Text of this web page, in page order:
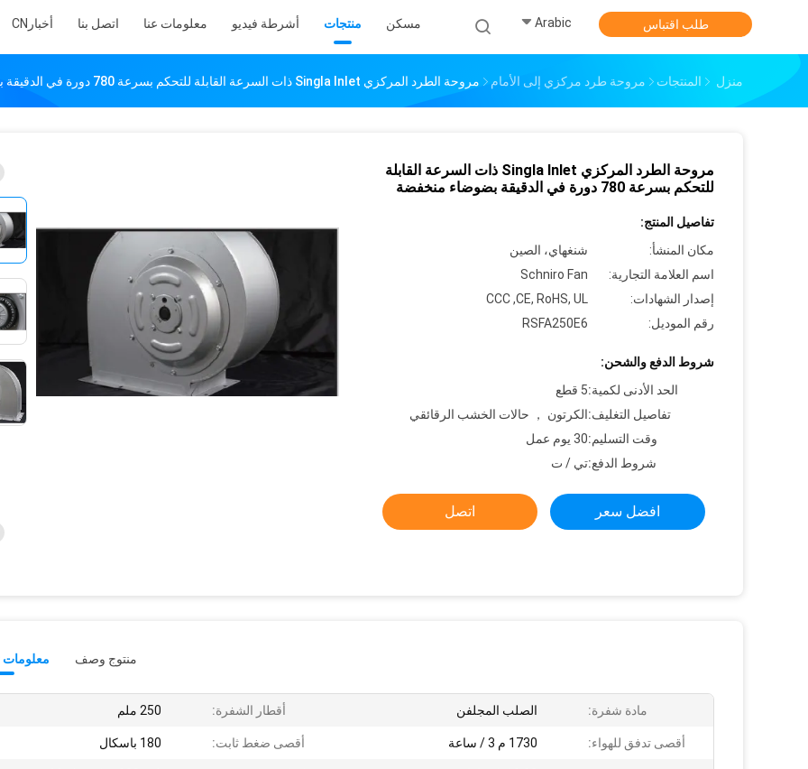
مسكن منتجات أشرطة فيديو معلومات عنا اتصل بنا أخبار CN Arabic طلب اقتباس
منزل المنتجات مروحة طرد مركزي إلى الأمام مروحة الطرد المركزي Singla Inlet ذات السرعة القابلة للتحكم بسرعة 780 دورة في الدقيقة بضوضاء منخفضة
مروحة الطرد المركزي Singla Inlet ذات السرعة القابلة
للتحكم بسرعة 780 دورة في الدقيقة بضوضاء منخفضة
تفاصيل المنتج:
مكان المنشأ:
شنغهاي، الصين
اسم العلامة التجارية:
Schniro Fan
إصدار الشهادات:
CCC ,CE, RoHS, UL
رقم الموديل:
RSFA250E6
شروط الدفع والشحن:
الحد الأدنى لكمية:5 قطع
تفاصيل التغليف:الكرتون ， حالات الخشب الرقائقي
وقت التسليم:30 يوم عمل
شروط الدفع:تي / ت
افضل سعر اتصل
معلومات منتوج وصف
مادة شفرة: الصلب المجلفن أقطار الشفرة: 250 ملم
أقصى تدفق للهواء: 1730 م 3 / ساعة أقصى ضغط ثابت: 180 باسكال